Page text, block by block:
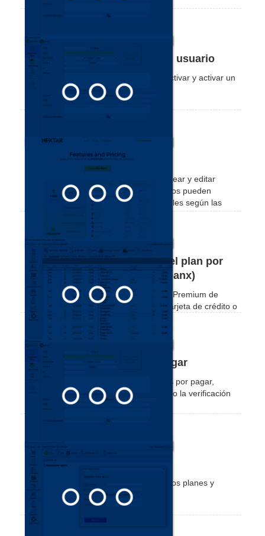
Cómo activar o desactivar un usuario
En este tutorial verás que fácil es desactivar y activar un
Cómo crear nuevos usuarios
En este tutorial vas a aprender como crear y editar
usuarios en tu Nex Definir a qué recursos pueden
acceder y utilizar, personalizar sus perfiles según las
necesidades de tu empresa.
Cómo suscribirse o renovar el plan por
cupón de pago (Pagar por Ebanx)
Vea cómo suscribirse o renovar el plan Premium de
Nex. Puede pagar su suscripción con tarjeta de crédito o
mediante cupón de pago.
Cómo registrar Cuentas a Pagar
Vea lo práctico que es registrar cuentas por pagar,
posibilitando la organización y facilitando la verificación
de sus cuentas.
Planes y precios de Nex
Obtenga más información sobre nuestros planes y
precios.